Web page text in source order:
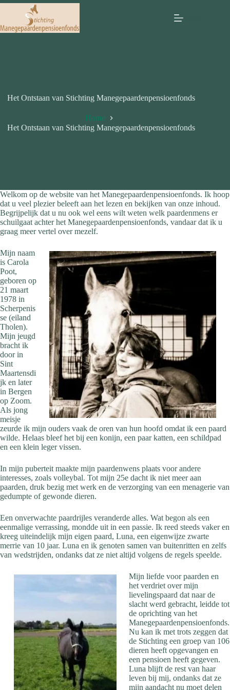
Ga
inhoud
Het Ontstaan van Stichting Manegepaardenpensioenfonds
Home
Het Ontstaan van Stichting Manegepaardenpensioenfonds
Welkom op de website van het Manegepaardenpensioenfonds. Ik hoop
dat u veel plezier beleeft aan het lezen en bekijken van onze inhoud.
Begrijpelijk dat u nu ook wel eens wilt weten welk paardenmens er
schuilgaat achter het Manegepaardenpensioenfonds, vandaar dat ik u
graag meer vertel over mezelf.
Mijn naam
is Carola
Poot,
geboren op
21 maart
1978 in
Scherpenis
se (eiland
Tholen).
Mijn jeugd
bracht ik
door in
Sint
Maartensdi
jk en later
in Bergen
op Zoom.
Als jong
meisje
zeurde ik mijn ouders vaak de oren van hun hoofd omdat ik een paard
wilde. Helaas bleef het bij een konijn, een paar katten, een schildpad
en een klein leger vissen.
In mijn puberteit maakte mijn paardenwens plaats voor andere
interesses, zoals volleybal. Tot mijn 25e dacht ik niet meer aan
paarden, druk bezig met werk en de verzorging van een menagerie van
gedumpte of gewonde dieren.
Een onverwachte paardrijles veranderde alles. Wat begon als een
eenmalige verrassing, mondde uit in een passie. Ik reed steeds vaker en
kreeg uiteindelijk mijn eigen paard, Luna, een eigenwijze zwarte
merrie van 10 jaar. Luna en ik genoten samen van buitenritten en zelfs
van wedstrijden, ondanks dat ze niet altijd volgens de regels speelde.
Mijn liefde voor paarden en
het verdriet over mijn
lievelingspaard dat naar de
slacht werd gebracht, leidde tot
de oprichting van het
Manegepaardenpensioenfonds.
Nu kan ik met trots zeggen dat
de Stichting een groep van 106
dieren heeft opgevangen en
een pensioen heeft gegeven.
Luna blijft de rest van haar
leven bij mij, ondanks dat ze
mijn aandacht nu moet delen